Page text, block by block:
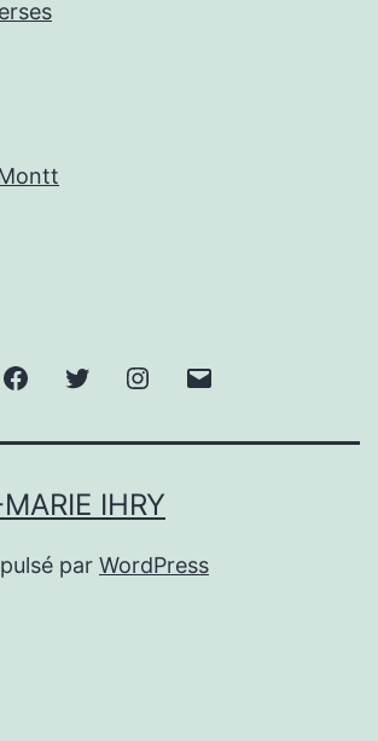
FacebookTwitter Instagram
IHRY
par WordPress